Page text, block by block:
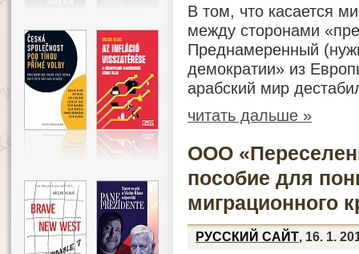
В том, что касается
между сторонами
Преднамеренный
демократии» из
арабский мир
читать дальше »
ООО
пособие для
миграционного
РУССКИЙ САЙТ, 16. 1.